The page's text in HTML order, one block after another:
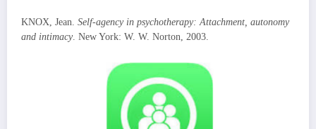
KNOX, Jean. Self-agency in psychotherapy: Attachment, autonomy
and intimacy. New York: W. W. Norton, 2003.